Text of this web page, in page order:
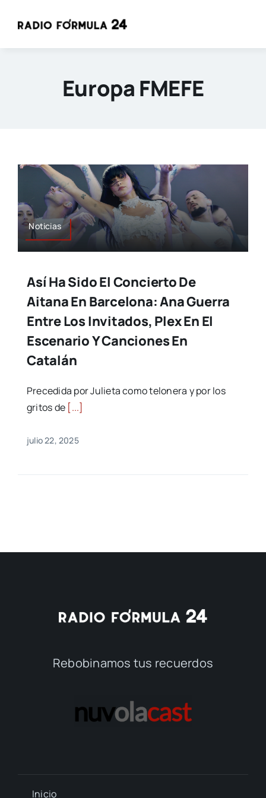
Europa FMEFE
Noticias
Así Ha Sido El Concierto De
Aitana En Barcelona: Ana Guerra
Entre Los Invitados, Plex En El
Escenario Y Canciones En
Catalán
Precedida por Julieta como telonera y por los
gritos de [...]
julio 22, 2025
Rebobinamos tus recuerdos
Inicio